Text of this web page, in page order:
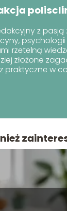
z
rzetelną
złożone
praktyczne w